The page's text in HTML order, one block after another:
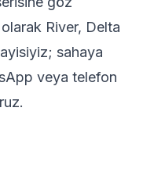
River, Delta
sahaya
veya telefon